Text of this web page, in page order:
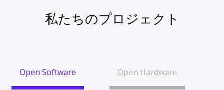
私たちのプロジェクト
Open Software Open Hardware